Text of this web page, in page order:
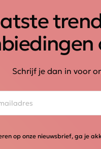
Schrijf je dan in voor
op onze nieuwsbrief, ga je